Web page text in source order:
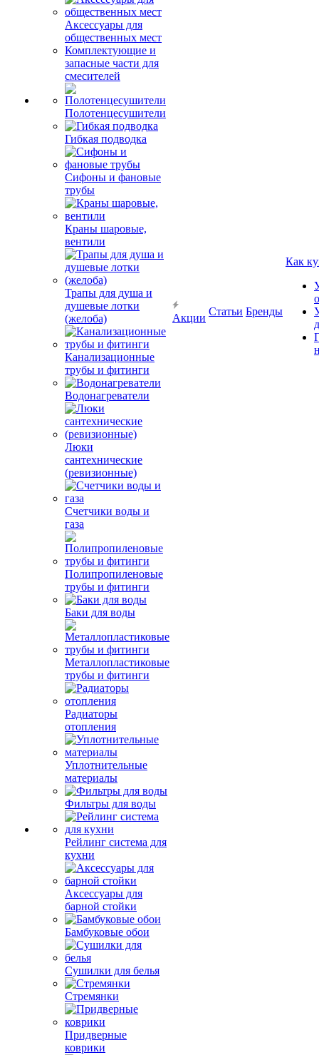
Аксессуары для
общественных мест
Комплектующие и
запасные части для
смесителей
Полотенцесушители
Гибкая подводка
Сифоны и фановые
трубы
Краны шаровые,
вентили
Трапы для душа и
душевые лотки
(желоба)
Канализационные
трубы и фитинги
Водонагреватели
Люки
сантехнические
(ревизионные)
Счетчики воды и
газа
Полипропиленовые
трубы и фитинги
Баки для воды
Металлопластиковые
трубы и фитинги
Радиаторы
отопления
Уплотнительные
материалы
Фильтры для воды
Рейлинг система для
кухни
Аксессуары для
барной стойки
Бамбуковые обои
Сушилки для белья
Стремянки
Придверные
коврики
Акции
Статьи Бренды
Как